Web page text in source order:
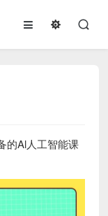
的Al人工智能课